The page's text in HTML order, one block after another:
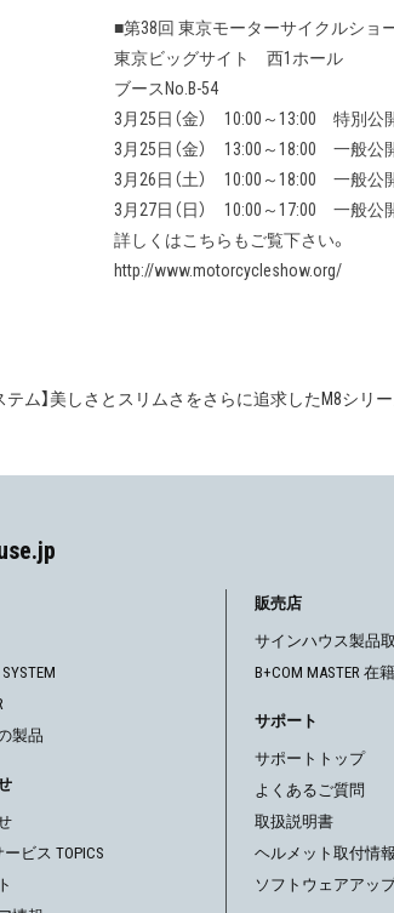
■第38回 東京モーターサイクルショ
東京ビッグサイト 西1ホール
ブースNo.B-54
3月25日（金） 10:00～13:00 特別公
3月25日（金） 13:00～18:00 一般公
3月26日（土） 10:00～18:00 一般公
3月27日（日） 10:00～17:00 一般公
詳しくはこちらもご覧下さい。
http://www.motorcycleshow.org/
テム】美しさとスリムさをさらに追求したM8シリー
製品
ービス TOPICS
販売店
サインハウス製品
B+COM MASTER 在
サポート
サポートトップ
よくあるご質問
取扱説明書
ヘルメット取付情報
ソフトウェアアッ